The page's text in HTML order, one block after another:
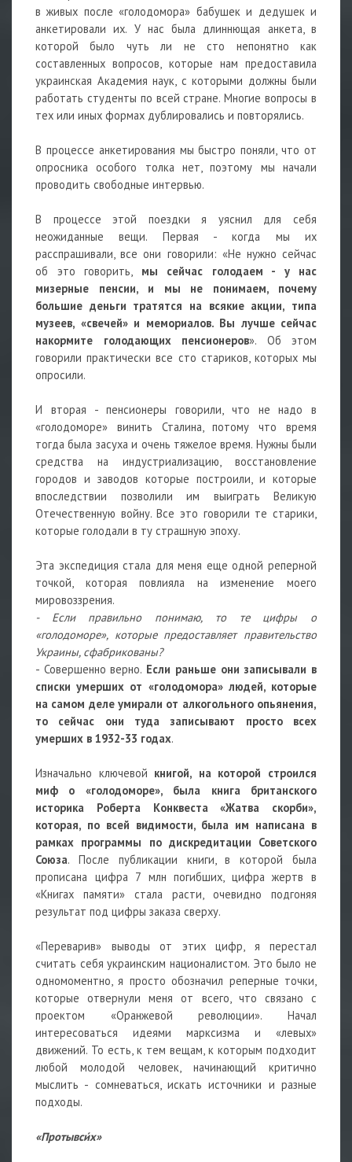
в живых после «голодомора» бабушек и дедушек и
анкетировали их. У нас была длиннющая анкета, в
которой было чуть ли не сто непонятно как
составленных вопросов, которые нам предоставила
украинская Академия наук, с которыми должны были
работать студенты по всей стране. Многие вопросы в
тех или иных формах дублировались и повторялись.
В процессе анкетирования мы быстро поняли, что от
опросника особого толка нет, поэтому мы начали
проводить свободные интервью.
В процессе этой поездки я уяснил для себя
неожиданные вещи. Первая - когда мы их
расспрашивали, все они говорили: «Не нужно сейчас
об это говорить, мы сейчас голодаем - у нас
мизерные пенсии, и мы не понимаем, почему
большие деньги тратятся на всякие акции, типа
музеев, «свечей» и мемориалов. Вы лучше сейчас
накормите голодающих пенсионеров». Об этом
говорили практически все сто стариков, которых мы
опросили.
И вторая - пенсионеры говорили, что не надо в
«голодоморе» винить Сталина, потому что время
тогда была засуха и очень тяжелое время. Нужны были
средства на индустриализацию, восстановление
городов и заводов которые построили, и которые
впоследствии позволили им выиграть Великую
Отечественную войну. Все это говорили те старики,
которые голодали в ту страшную эпоху.
Эта экспедиция стала для меня еще одной реперной
точкой, которая повлияла на изменение моего
мировоззрения.
- Если правильно понимаю, то те цифры о
«голодоморе», которые предоставляет правительство
Украины, сфабрикованы?
- Совершенно верно. Если раньше они записывали в
списки умерших от «голодомора» людей, которые
на самом деле умирали от алкогольного опьянения,
то сейчас они туда записывают просто всех
умерших в 1932-33 годах.
Изначально ключевой книгой, на которой строился
миф о «голодоморе», была книга британского
историка Роберта Конквеста «Жатва скорби»,
которая, по всей видимости, была им написана в
рамках программы по дискредитации Советского
Союза. После публикации книги, в которой была
прописана цифра 7 млн погибших, цифра жертв в
«Книгах памяти» стала расти, очевидно подгоняя
результат под цифры заказа сверху.
«Переварив» выводы от этих цифр, я перестал
считать себя украинским националистом. Это было не
одномоментно, я просто обозначил реперные точки,
которые отвернули меня от всего, что связано с
проектом «Оранжевой революции». Начал
интересоваться идеями марксизма и «левых»
движений. То есть, к тем вещам, к которым подходит
любой молодой человек, начинающий критично
мыслить - сомневаться, искать источники и разные
подходы.
«Протывси́х»